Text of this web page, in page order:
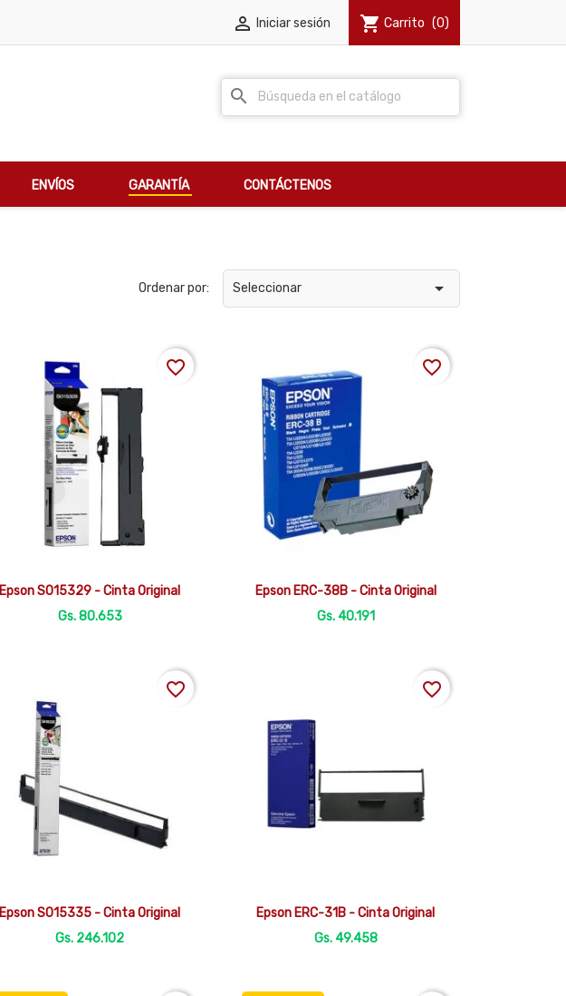
 Iniciar sesión shopping_cart Carrito (0)
search
ENVÍOS GARANTÍA CONTÁCTENOS
Ordenar por: Seleccionar 
Vista rápida
Epson S015329 - Cinta Original
Gs. 80.653
favorite_border
 Vista rápida
Epson ERC-38B - Cinta Original
Gs. 40.191
favorite_border
Vista rápida
Epson S015335 - Cinta Original
Gs. 246.102
favorite_border
 Vista rápida
Epson ERC-31B - Cinta Original
Gs. 49.458
favorite_border